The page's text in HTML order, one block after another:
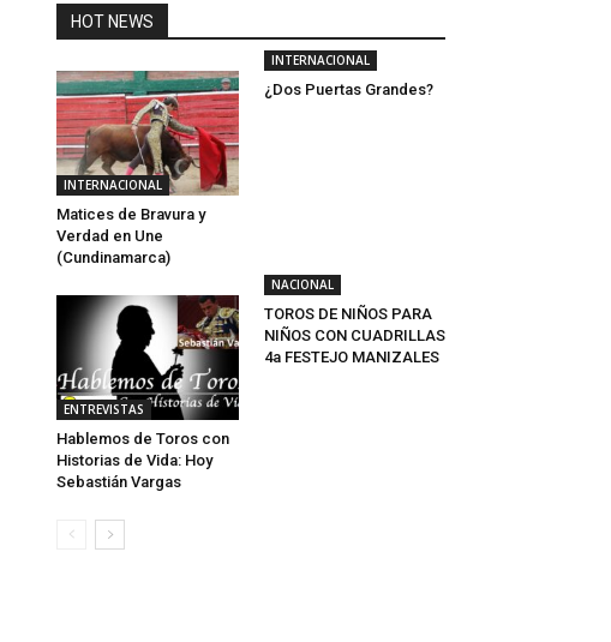
HOT NEWS
INTERNACIONAL
Matices de Bravura y
Verdad en Une
(Cundinamarca)
INTERNACIONAL
¿Dos Puertas Grandes?
ENTREVISTAS
Hablemos de Toros con
Historias de Vida: Hoy
Sebastián Vargas
NACIONAL
TOROS DE NIÑOS PARA
NIÑOS CON CUADRILLAS
4a FESTEJO MANIZALES